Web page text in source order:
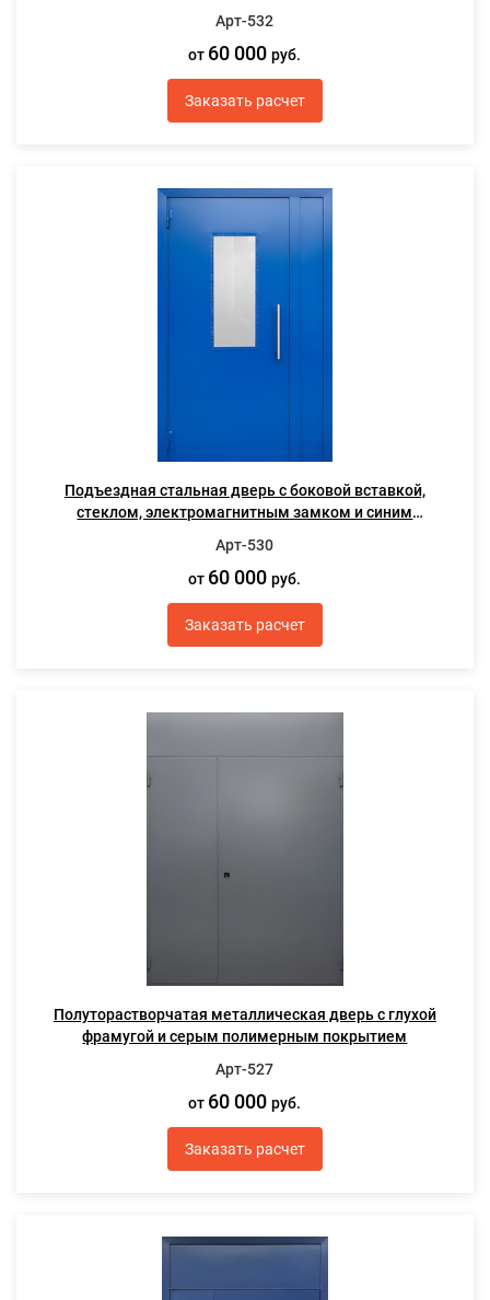
Арт-532
от 60 000руб.
Заказать расчет
Подъездная стальная дверь с боковой вставкой,
стеклом, электромагнитным замком и синим
Арт-530
от 60 000руб.
Заказать расчет
Полуторастворчатая металлическая дверь с глухой
фрамугой и серым полимерным покрытием
Арт-527
от 60 000руб.
Заказать расчет